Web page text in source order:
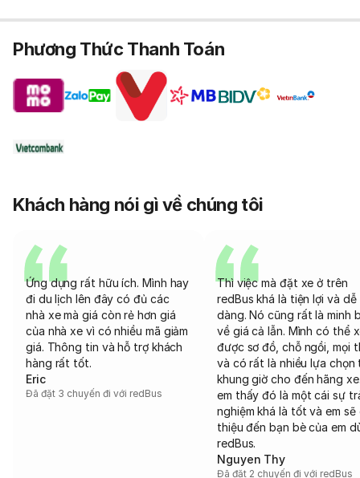
Phương Thức Thanh Toán
Khách hàng nói gì về chúng tôi
Ứng dụng rất hữu ích. Mình hay
đi du lịch lên đây có đủ các
nhà xe mà giá còn rẻ hơn giá
của nhà xe vì có nhiều mã giảm
giá. Thông tin và hỗ trợ khách
hàng rất tốt.
Eric
Đã đặt 3 chuyến đi với redBus
Thì việc mà đặt xe ở trên
redBus khá là tiện lợi và dễ
dàng. Nó cũng rất là minh
về giá cả lẫn. Mình có thể
được sơ đồ, chỗ ngồi, mọi
và có rất là nhiều lựa chọn
khung giờ cho đến hãng
em thấy đó là một cái sự
nghiệm khá là tốt và em sẽ
thiệu đến bạn bè của em
redBus.
Nguyen Thy
Đã đặt 2 chuyến đi với redBus